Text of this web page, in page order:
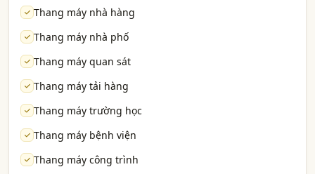
Thang máy nhà hàng
Thang máy nhà phố
Thang máy quan sát
Thang máy tải hàng
Thang máy trường học
Thang máy bệnh viện
Thang máy công trình